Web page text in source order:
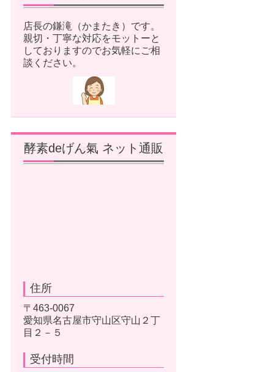
店長の鎌滝（かまたき）です。
親切・丁寧な対応をモットーと
しておりますのでお気軽にご相
談ください。
酵素deげん氣 ネット通販
住所
〒463-0067
愛知県名古屋市守山区守山２丁
目２－５
受付時間